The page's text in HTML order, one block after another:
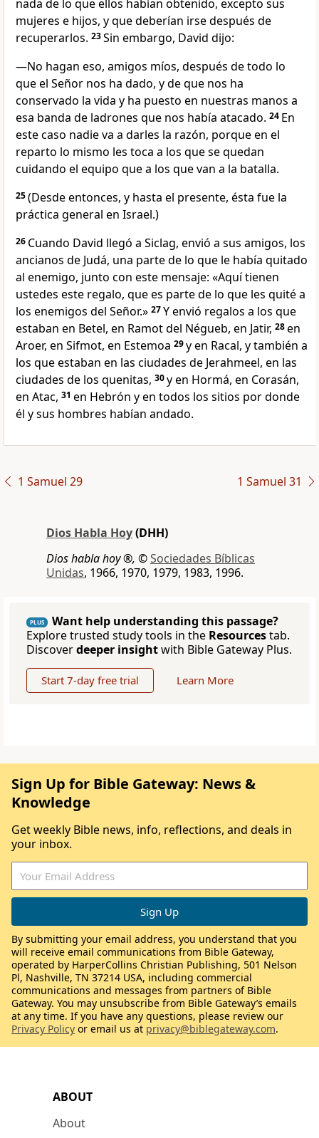
nada de lo que ellos habían obtenido, excepto sus
mujeres e hijos, y que deberían irse después de
recuperarlos. 23Sin embargo, David dijo:
—No hagan eso, amigos míos, después de todo lo
que el Señor nos ha dado, y de que nos ha
conservado la vida y ha puesto en nuestras manos a
esa banda de ladrones que nos había atacado. 24 En
este caso nadie va a darles la razón, porque en el
reparto lo mismo les toca a los que se quedan
cuidando el equipo que a los que van a la batalla.
25(Desde entonces, y hasta el presente, ésta fue la
práctica general en Israel.)
26 Cuando David llegó a Siclag, envió a sus amigos, los
ancianos de Judá, una parte de lo que le había quitado
al enemigo, junto con este mensaje: «Aquí tienen
ustedes este regalo, que es parte de lo que les quité a
los enemigos del Señor.» 27Y envió regalos a los que
estaban en Betel, en Ramot del Négueb, en Jatir, 28en
Aroer, en Sifmot, en Estemoa 29y en Racal, y también a
los que estaban en las ciudades de Jerahmeel, en las
ciudades de los quenitas, 30y en Hormá, en Corasán,
en Atac, 31 en Hebrón y en todos los sitios por donde
él y sus hombres habían andado.
1 Samuel 29 1 Samuel 31
Dios Habla Hoy(DHH)
Dios habla hoy ®, ©Sociedades Bíblicas
Unidas, 1966, 1970, 1979, 1983, 1996.
PLUS
Want help understanding this passage?
Explore trusted study tools in the Resourcestab.
Discoverdeeper insightwith Bible Gateway Plus.
Start 7-day free trial Learn More
ABOUT
About
Sign Up for Bible Gateway: News &
Knowledge
Get weekly Bible news, info, reflections, and deals in
your inbox.
By submitting your email address, you understand that you
will receive email communications from Bible Gateway,
operated by HarperCollins Christian Publishing, 501 Nelson
Pl, Nashville, TN 37214 USA, including commercial
communications and messages from partners of Bible
Gateway. You may unsubscribe from Bible Gateway’s emails
at any time. If you have any questions, please review our
Privacy Policy or email us at privacy@biblegateway.com.